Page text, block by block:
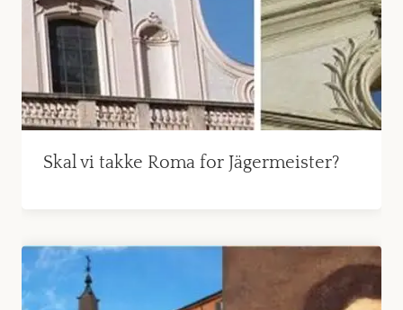
Skal vi takke Roma for Jägermeister?